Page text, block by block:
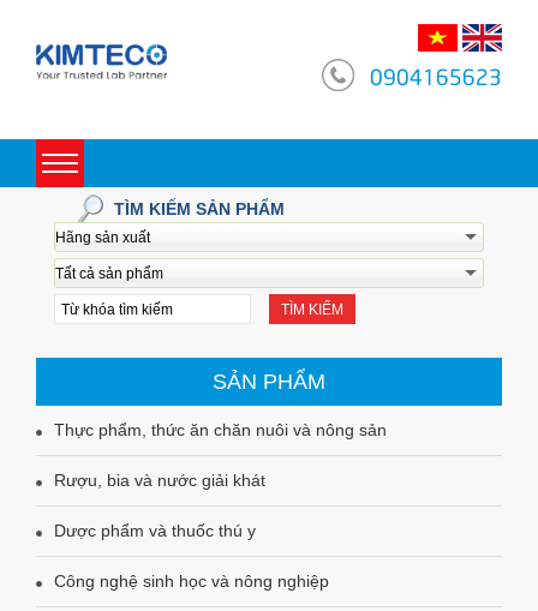
0904165623
Toggle
navigation
TÌM KIẾM SẢN PHẨM
TÌM KIẾM
SẢN PHẨM
Thực phẩm, thức ăn chăn nuôi và nông sản
Rượu, bia và nước giải khát
Dược phẩm và thuốc thú y
Công nghệ sinh học và nông nghiệp